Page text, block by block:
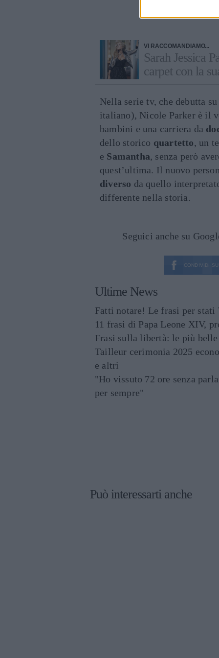
VI RACCOMANDIAMO...
Sarah Jessica
carpet con la
Nella serie tv, che debutta
italiano), Nicole Parker è il
bambini e una carriera da
dello storico quartetto, un
e Samantha, senza però
quest’ultima. Il nuovo
diverso da quello
differente nella storia.
Seguici anche su
CONDIVIDI SU
Ultime News
Fatti notare! Le frasi per stati
11 frasi di Papa Leone XIV,
Frasi sulla libertà: le più
Tailleur cerimonia 2025
e altri
"Ho vissuto 72 ore senza
per sempre"
Può interessarti anche